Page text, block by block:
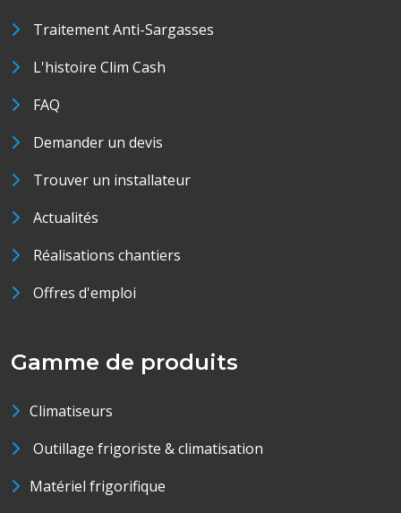
Traitement Anti-Sargasses
L'histoire Clim Cash
FAQ
Demander un devis
Trouver un installateur
Actualités
Réalisations chantiers
Offres d'emploi
Gamme de produits
Climatiseurs
Outillage frigoriste & climatisation
Matériel frigorifique